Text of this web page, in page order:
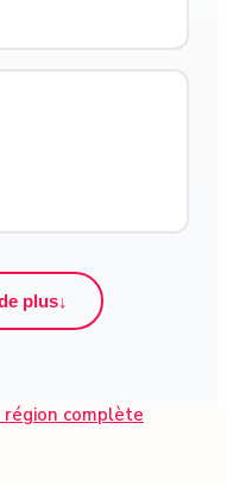
plus↓
complète